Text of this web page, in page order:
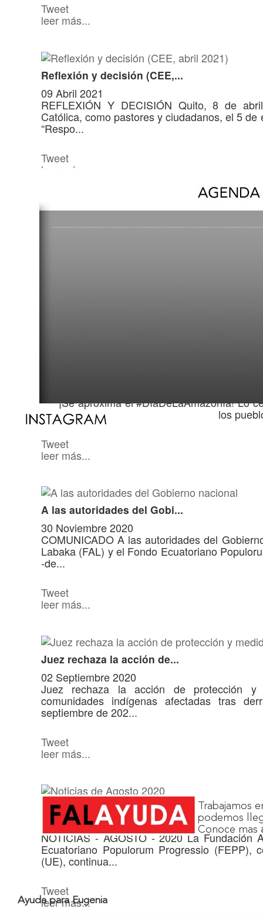
Tweet
leer más...
Reflexión y decisión (CEE,...
09 Abril 2021
REFLEXIÓN Y DECISIÓN Quito, 8 de
Católica, como pastores y ciudadanos, el 5
“Respo...
Tweet
leer más...
Solidaridad con Andrés Dur...
¡Se aproxima el #DíaDeLaAmazonía! Lo
esta exposición temporal, dedicada a los
Tweet
leer más...
A las autoridades del Gobi...
30 Noviembre 2020
COMUNICADO A las autoridades del
Labaka (FAL) y el Fondo Ecuatoriano
-de...
Tweet
leer más...
Juez rechaza la acción de...
02 Septiembre 2020
Juez rechaza la acción de protección
comunidades indígenas afectadas tras
septiembre de 202...
Tweet
leer más...
Noticias de Agosto 2020
30 Agosto 2020
NOTICIAS - AGOSTO - 2020 La Fundación
Ecuatoriano Populorum Progressio
(UE), continua...
Tweet
leer más...
Trabajamos
podemos
Conoce mas
Ayuda para Eugenia